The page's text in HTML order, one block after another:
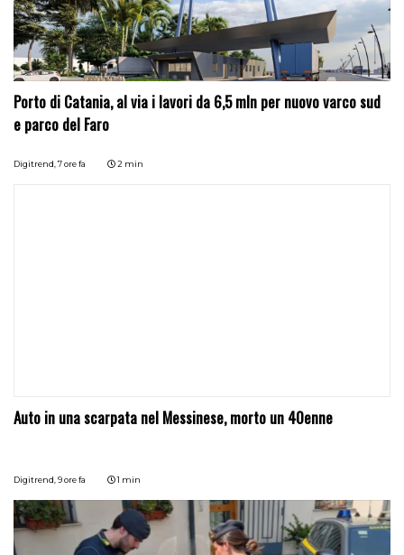
Porto di Catania, al via i lavori da 6,5 mln per nuovo varco sud
e parco del Faro
Digitrend,7 ore fa 2 min
Auto in una scarpata nel Messinese, morto un 40enne
Digitrend, 9 ore fa 1 min